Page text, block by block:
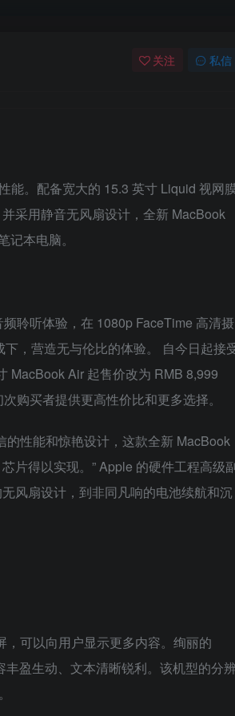
关注 私信
能。配备宽大的 15.3 英寸 Liquid 视网
采用静音无风扇设计，全新 MacBook
本电脑。
聆听体验，在 1080p FaceTime 高清摄
，营造无与伦比的体验。 自今日起接
MacBook Air 起售价改为 RMB 8,999
购买者提供更高性价比和更多选择。
的性能和惊艳设计，这款全新 MacBook
片得以实现。” Apple 的硬件工程高级
风扇设计，到非同凡响的电池续航和沉
可以向用户显示更多内容。绚丽的
盈生动、文本清晰锐利。该机型的分